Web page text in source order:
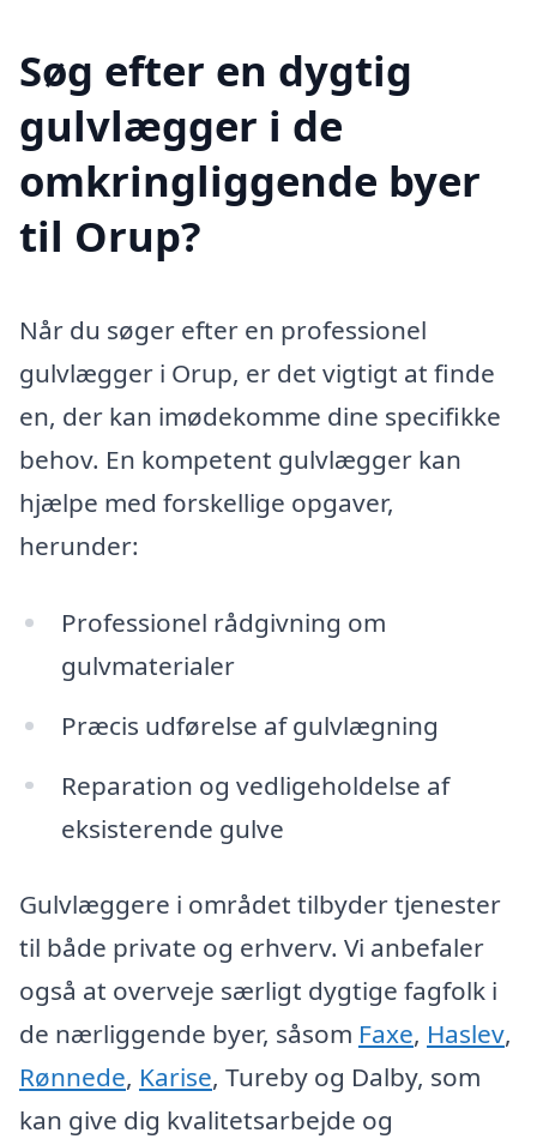
Søg efter en dygtig
gulvlægger i de
omkringliggende byer
til Orup?
Når du søger efter en professionel
gulvlægger i Orup, er det vigtigt at finde
en, der kan imødekomme dine specifikke
behov. En kompetent gulvlægger kan
hjælpe med forskellige opgaver,
herunder:
Professionel rådgivning om
gulvmaterialer
Præcis udførelse af gulvlægning
Reparation og vedligeholdelse af
eksisterende gulve
Gulvlæggere i området tilbyder tjenester
til både private og erhverv. Vi anbefaler
også at overveje særligt dygtige fagfolk i
de nærliggende byer, såsom Faxe, Haslev,
Rønnede, Karise, Tureby og Dalby, som
kan give dig kvalitetsarbejde og